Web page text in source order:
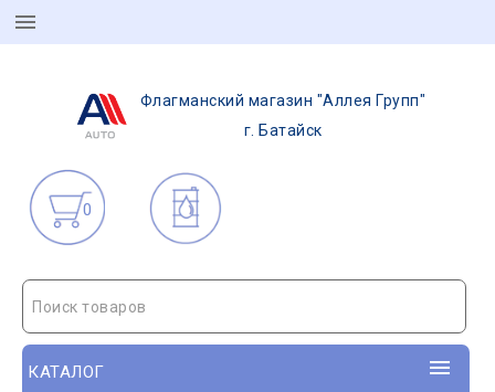
Флагманский магазин "Аллея Групп"
г. Батайск
0
Поиск товаров
КАТАЛОГ